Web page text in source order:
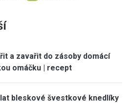
a zavařit do zásoby domácí
omáčku | recept
bleskové švestkové knedlíky